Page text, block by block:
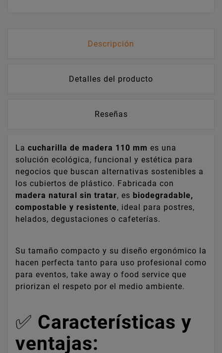
Descripción
Detalles del producto
Reseñas
La cucharilla de madera 110 mm es una
solución ecológica, funcional y estética para
negocios que buscan alternativas sostenibles a
los cubiertos de plástico. Fabricada con
madera natural sin tratar, es biodegradable,
compostable y resistente, ideal para postres,
helados, degustaciones o cafeterías.
Su tamaño compacto y su diseño ergonómico la
hacen perfecta tanto para uso profesional como
para eventos, take away o food service que
priorizan el respeto por el medio ambiente.
✅ Características y
ventajas: